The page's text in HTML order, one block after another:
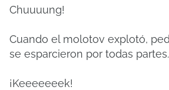
Chuuuung!
Cuando el molotov explotó,
se esparcieron por todas partes.
¡Keeeeeeek!